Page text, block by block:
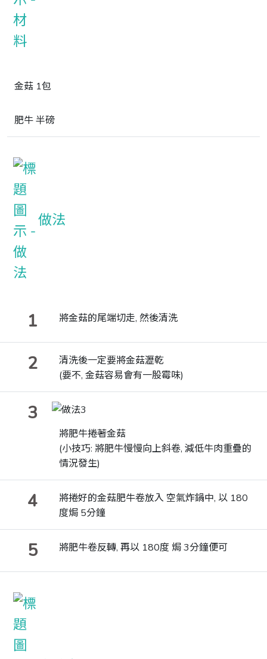
金菇 1包
肥牛 半磅
做法
1 將金菇的尾端切走, 然後清洗
2
清洗後一定要將金菇瀝乾
(要不, 金菇容易會有一股霉味)
3
將肥牛捲著金菇
(小技巧: 將肥牛慢慢向上斜卷, 減低牛肉重疊的
情況發生)
4
將捲好的金菇肥牛卷放入 空氣炸鍋中, 以 180
度焗 5分鐘
5 將肥牛卷反轉, 再以 180度 焗 3分鐘便可